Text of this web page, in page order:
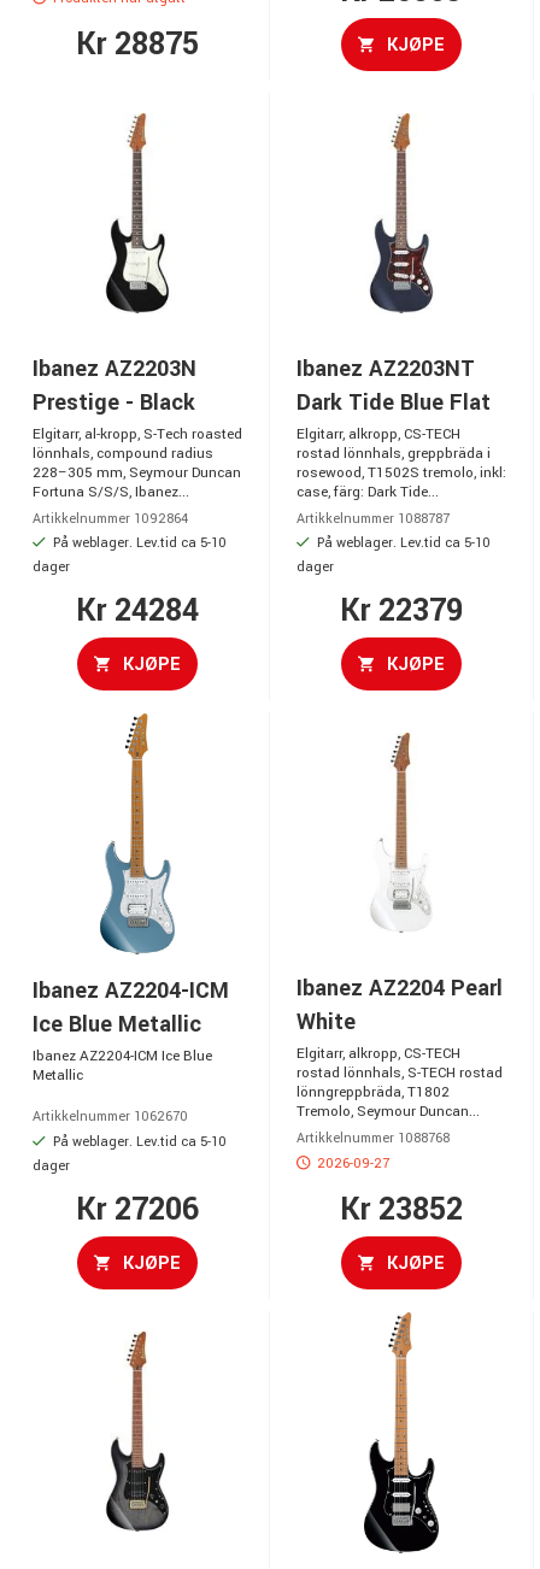
Kr 28875 KJØPE
Ibanez AZ2203N
Prestige - Black
Elgitarr, al-kropp, S-Tech roasted
lönnhals, compound radius
228–305 mm, Seymour Duncan
Fortuna S/S/S, Ibanez...
Artikkelnummer 1092864
På weblager. Lev.tid ca 5-10
dager
Kr 24284
KJØPE
Ibanez AZ2203NT
Dark Tide Blue Flat
Elgitarr, alkropp, CS-TECH
rostad lönnhals, greppbräda i
rosewood, T1502S tremolo, inkl:
case, färg: Dark Tide...
Artikkelnummer 1088787
På weblager. Lev.tid ca 5-10
dager
Kr 22379
KJØPE
Ibanez AZ2204-ICM
Ice Blue Metallic
Ibanez AZ2204-ICM Ice Blue
Metallic
Artikkelnummer 1062670
På weblager. Lev.tid ca 5-10
dager
Kr 27206
KJØPE
Ibanez AZ2204 Pearl
White
Elgitarr, alkropp, CS-TECH
rostad lönnhals, S-TECH rostad
lönngreppbräda, T1802
Tremolo, Seymour Duncan...
Artikkelnummer 1088768
2026-09-27
Kr 23852
KJØPE